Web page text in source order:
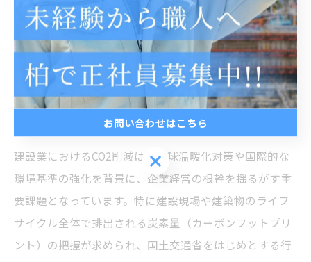
CO2削減へ何が建設業で求められ
るのか
建設業で求められるCO2削減の基本知識
建設業におけるCO2削減は、地球温暖化対策や国際的な
環境基準の強化を背景に、企業経営の根幹を揺るがす重
要課題となっています。特に建設現場や建築物のライフ
サイクル全体で排出される炭素量（カーボンフットプリ
ント）の把握が求められ、国土交通省をはじめとする行
お問い合わせはこちら
お問い合わせはこちら